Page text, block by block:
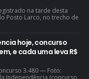
na tarde desta
Posto Larco, no trecho de
hoje, concurso
e cada uma leva R$
3.480 — Foto:
Independência (concurso